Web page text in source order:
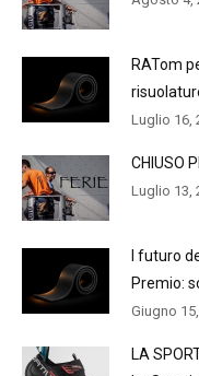
RATom
Luglio 16,
CHIUSO
Luglio 13,
l futuro
Premio:
Giugno
LA